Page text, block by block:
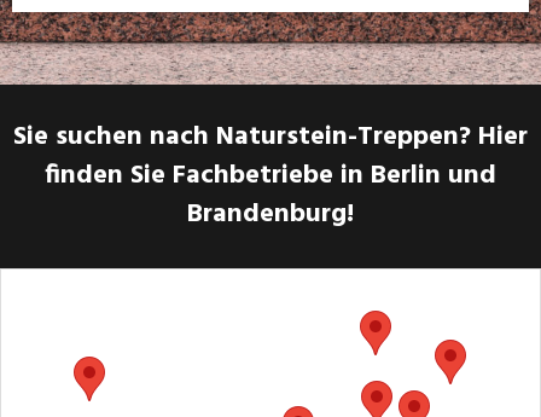
Sie suchen nach Naturstein-Treppen? Hier
finden Sie Fachbetriebe in Berlin und
Brandenburg!